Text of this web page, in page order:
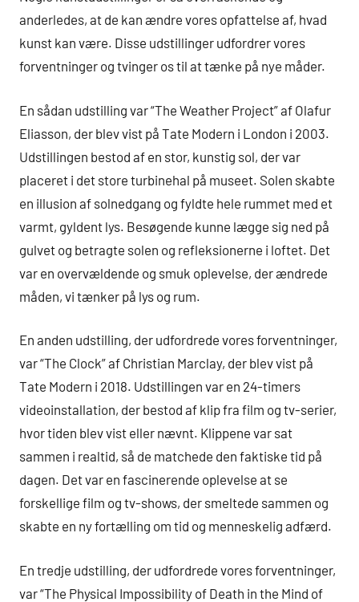
anderledes, at de kan ændre vores opfattelse af, hvad
kunst kan være. Disse udstillinger udfordrer vores
forventninger og tvinger os til at tænke på nye måder.
En sådan udstilling var “The Weather Project” af Olafur
Eliasson, der blev vist på Tate Modern i London i 2003.
Udstillingen bestod af en stor, kunstig sol, der var
placeret i det store turbinehal på museet. Solen skabte
en illusion af solnedgang og fyldte hele rummet med et
varmt, gyldent lys. Besøgende kunne lægge sig ned på
gulvet og betragte solen og refleksionerne i loftet. Det
var en overvældende og smuk oplevelse, der ændrede
måden, vi tænker på lys og rum.
En anden udstilling, der udfordrede vores forventninger,
var “The Clock” af Christian Marclay, der blev vist på
Tate Modern i 2018. Udstillingen var en 24-timers
videoinstallation, der bestod af klip fra film og tv-serier,
hvor tiden blev vist eller nævnt. Klippene var sat
sammen i realtid, så de matchede den faktiske tid på
dagen. Det var en fascinerende oplevelse at se
forskellige film og tv-shows, der smeltede sammen og
skabte en ny fortælling om tid og menneskelig adfærd.
En tredje udstilling, der udfordrede vores forventninger,
var “The Physical Impossibility of Death in the Mind of